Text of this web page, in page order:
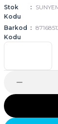
Stok
Kodu
Barkod
Kodu